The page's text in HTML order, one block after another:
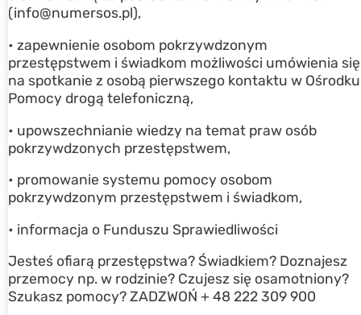
(info@numersos.pl),
• zapewnienie osobom pokrzywdzonym
przestępstwem i świadkom możliwości umówienia się
na spotkanie z osobą pierwszego kontaktu w Ośrodku
Pomocy drogą telefoniczną,
• upowszechnianie wiedzy na temat praw osób
pokrzywdzonych przestępstwem,
• promowanie systemu pomocy osobom
pokrzywdzonym przestępstwem i świadkom,
• informacja o Funduszu Sprawiedliwości
Jesteś ofiarą przestępstwa? Świadkiem? Doznajesz
przemocy np. w rodzinie? Czujesz się osamotniony?
Szukasz pomocy? ZADZWOŃ + 48 222 309 900